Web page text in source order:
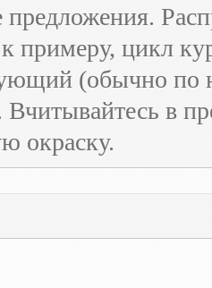
к примеру, цикл
(обычно по
Вчитывайтесь в
окраску.